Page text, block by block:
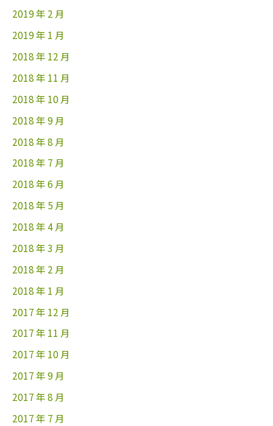
2019 年 2 月
2019 年 1 月
2018 年 12 月
2018 年 11 月
2018 年 10 月
2018 年 9 月
2018 年 8 月
2018 年 7 月
2018 年 6 月
2018 年 5 月
2018 年 4 月
2018 年 3 月
2018 年 2 月
2018 年 1 月
2017 年 12 月
2017 年 11 月
2017 年 10 月
2017 年 9 月
2017 年 8 月
2017 年 7 月